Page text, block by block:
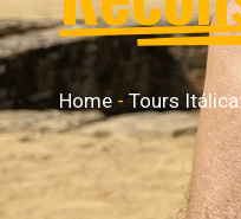
Home - Tours